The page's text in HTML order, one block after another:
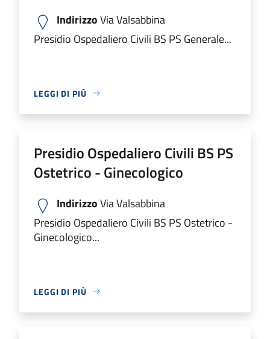
IndirizzoVia Valsabbina
Presidio Ospedaliero Civili BS PS Generale...
LEGGI DI PIÙ
Presidio Ospedaliero Civili BS PS
Ostetrico - Ginecologico
IndirizzoVia Valsabbina
Presidio Ospedaliero Civili BS PS Ostetrico -
Ginecologico...
LEGGI DI PIÙ